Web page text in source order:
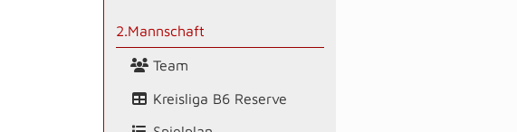
2.Mannschaft
Team
Kreisliga B6 Reserve